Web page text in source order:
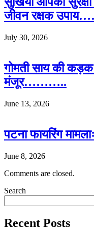
जीवन रक्षक
July 30, 2026
गोमती साय की
मंजूर………..
June 13, 2026
पटना फायरिंग
June 8, 2026
Comments are closed.
Search
Recent Posts